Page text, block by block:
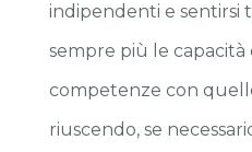
indipendenti e sentirsi
sempre più le
competenze con
riuscendo, se